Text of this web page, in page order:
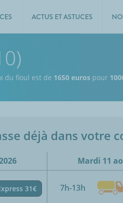
ACTUS ET ASTUCES
du fioul est de 1650 euros pour
déjà dans votre
31€
Mardi 11
7h-13h